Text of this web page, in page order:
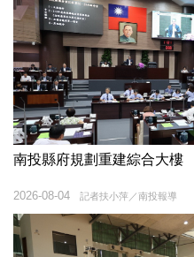
南投縣府規劃重建綜合大樓
記者扶小萍／南投報導
2026-08-04